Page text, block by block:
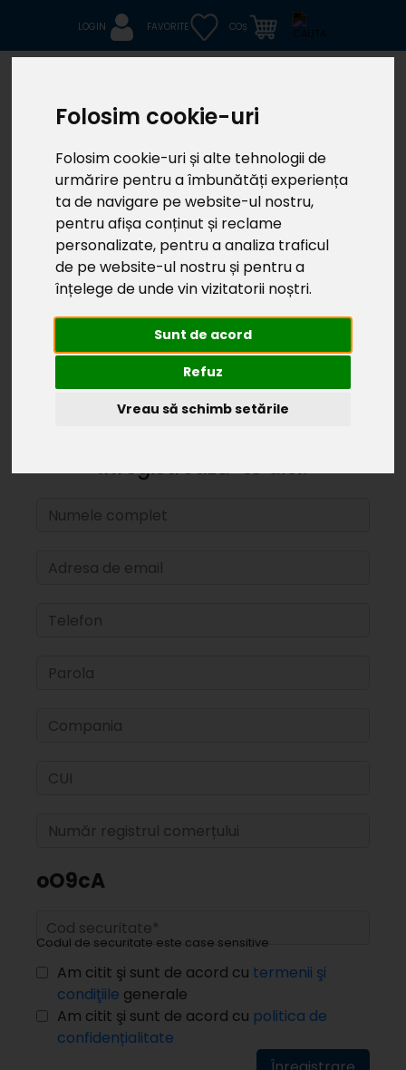
Folosim cookie-uri
Folosim cookie-uri și alte tehnologii de
urmărire pentru a îmbunătăți experiența
ta de navigare pe website-ul nostru,
pentru afișa conținut și reclame
personalizate, pentru a analiza traficul
de pe website-ul nostru și pentru a
înțelege de unde vin vizitatorii noștri.
Sunt de acord
Refuz
Vreau să schimb setările
LOGIN FAVORITE COȘ
Bine ai revenit!
Logare Recuperare parolă
Înregistrează-te aici!
oO9cA
Codul de securitate este case sensitive
Am citit şi sunt de acord cu termenii şi
condiţiile generale
Am citit şi sunt de acord cu politica de
confidențialitate